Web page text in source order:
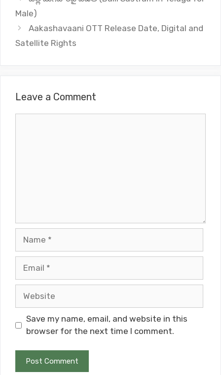
Male)
Aakashavaani OTT Release Date, Digital and
Satellite Rights
Leave a Comment
Save my name, email, and website in this
browser for the next time I comment.